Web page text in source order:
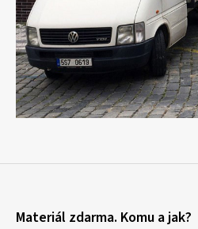
Materiál zdarma. Komu a jak?